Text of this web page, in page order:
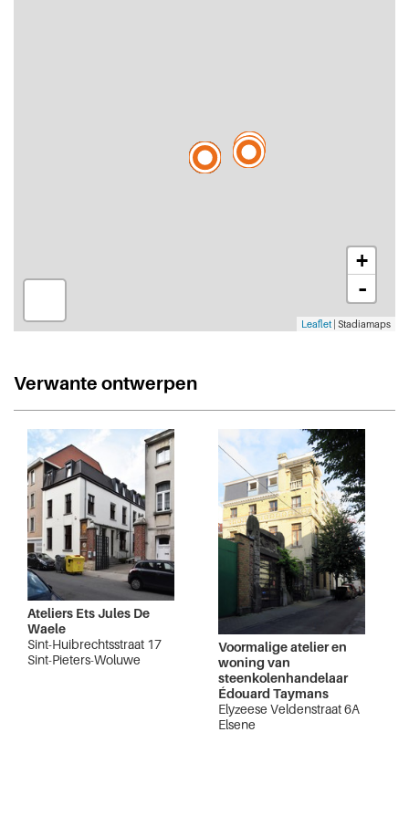
+
-
Leaflet | Stadiamaps
Verwante ontwerpen
Ateliers Ets Jules De
Waele
Sint-Huibrechtsstraat 17
Sint-Pieters-Woluwe
Voormalige atelier en
woning van
steenkolenhandelaar
Édouard Taymans
Elyzeese Veldenstraat 6A
Elsene